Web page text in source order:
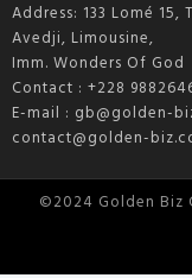
Address: 133 Lomé 15,
Avedji, Limousine,
Imm. Wonders Of God
Contact : +228
E-mail : gb@golden-
contact@golden-
©2024 Golden Biz